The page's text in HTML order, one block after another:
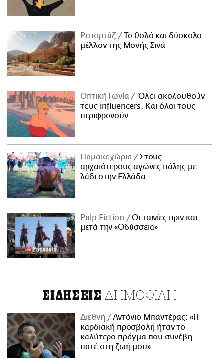
Ρεπορτάζ
Το θολό και δύσκολο
μέλλον της Μονής Σινά
Οπτική Γωνία
Όλοι ακολουθούν
τους influencers. Και όλοι τους
περιφρονούν.
Πομακοχώρια
Στους
αρχαιότερους αγώνες πάλης με
λάδι στην Ελλάδα
Pulp Fiction
Οι ταινίες πριν και
μετά την «Οδύσσεια»
ΕΙΔΗΣΕΙΣ ΔΗΜΟΦΙΛΗ
Διεθνή
Αντόνιο Μπαντέρας: «Η
καρδιακή προσβολή ήταν το
καλύτερο πράγμα που συνέβη
ποτέ στη ζωή μου»